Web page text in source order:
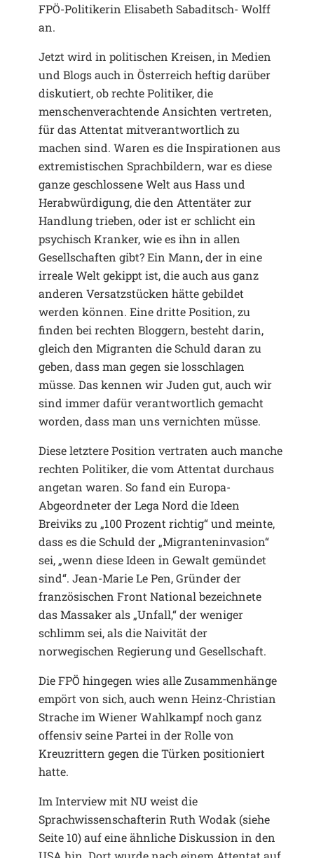
FPÖ-Politikerin Elisabeth Sabaditsch- Wolff
an.
Jetzt wird in politischen Kreisen, in Medien
und Blogs auch in Österreich heftig darüber
diskutiert, ob rechte Politiker, die
menschenverachtende Ansichten vertreten,
für das Attentat mitverantwortlich zu
machen sind. Waren es die Inspirationen aus
extremistischen Sprachbildern, war es diese
ganze geschlossene Welt aus Hass und
Herabwürdigung, die den Attentäter zur
Handlung trieben, oder ist er schlicht ein
psychisch Kranker, wie es ihn in allen
Gesellschaften gibt? Ein Mann, der in eine
irreale Welt gekippt ist, die auch aus ganz
anderen Versatzstücken hätte gebildet
werden können. Eine dritte Position, zu
finden bei rechten Bloggern, besteht darin,
gleich den Migranten die Schuld daran zu
geben, dass man gegen sie losschlagen
müsse. Das kennen wir Juden gut, auch wir
sind immer dafür verantwortlich gemacht
worden, dass man uns vernichten müsse.
Diese letztere Position vertraten auch manche
rechten Politiker, die vom Attentat durchaus
angetan waren. So fand ein Europa-
Abgeordneter der Lega Nord die Ideen
Breiviks zu „100 Prozent richtig“ und meinte,
dass es die Schuld der „Migranteninvasion“
sei, „wenn diese Ideen in Gewalt gemündet
sind“. Jean-Marie Le Pen, Gründer der
französischen Front National bezeichnete
das Massaker als „Unfall,“ der weniger
schlimm sei, als die Naivität der
norwegischen Regierung und Gesellschaft.
Die FPÖ hingegen wies alle Zusammenhänge
empört von sich, auch wenn Heinz-Christian
Strache im Wiener Wahlkampf noch ganz
offensiv seine Partei in der Rolle von
Kreuzrittern gegen die Türken positioniert
hatte.
Im Interview mit NU weist die
Sprachwissenschafterin Ruth Wodak (siehe
Seite 10) auf eine ähnliche Diskussion in den